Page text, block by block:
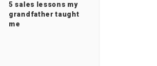
5 sales lessons my
grandfather taught
me